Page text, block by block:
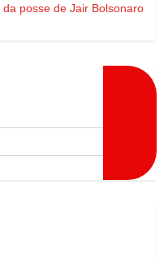
posse de Jair Bolsonaro